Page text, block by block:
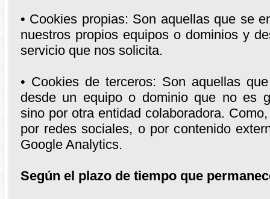
• Cookies propias: Son aquellas que se
nuestros propios equipos o dominios y
servicio que nos solicita.
• Cookies de terceros: Son aquellas
desde un equipo o dominio que no es
sino por otra entidad colaboradora.
por redes sociales, o por contenido
Google Analytics.
Según el plazo de tiempo que